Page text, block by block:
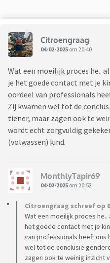
Citroengraag
04-02-2025 om 20:40
Wat een moeilijk proces he..
je het goede contact met je
oordeel van professionals
Zij kwamen wel tot de
tiener, maar zagen ook te
wordt echt zorgvuldig
(volwassen) kind.
MonthlyTapir69
04-02-2025 om 20:52
Citroengraag schreef op
Wat een moeilijk proces
het goede contact met je
van professionals heeft ons
wel tot de conclusie
zagen ook te weinig inzicht